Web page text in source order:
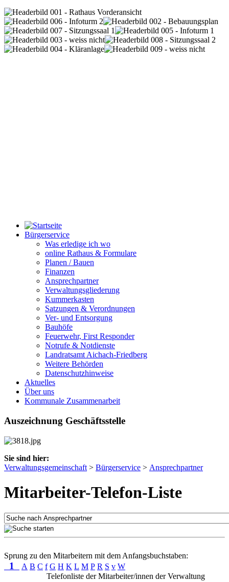
Bürgerservice
Was erledige ich wo
online Rathaus & Formulare
Planen / Bauen
Finanzen
Ansprechpartner
Verwaltungsgliederung
Kummerkasten
Satzungen & Verordnungen
Ver- und Entsorgung
Bauhöfe
Feuerwehr, First Responder
Notrufe & Notdienste
Landratsamt Aichach-Friedberg
Weitere Behörden
Datenschutzhinweise
Aktuelles
Über uns
Kommunale Zusammenarbeit
Auszeichnung Geschäftsstelle
Sie sind hier:
Verwaltungsgemeinschaft > Bürgerservice > Ansprechpartner
Mitarbeiter-Telefon-Liste
Sprung zu den Mitarbeitern mit dem Anfangsbuchstaben:
1 A B C f G H K L M P R S v W
Telefonliste der Mitarbeiter/innen der Verwaltung